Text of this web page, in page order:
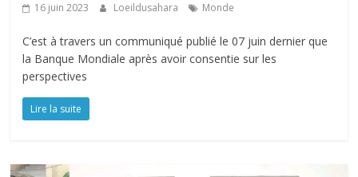
16 juin 2023 Loeildusahara Monde
C’est à travers un communiqué publié le 07 juin dernier que
la Banque Mondiale après avoir consentie sur les
perspectives
Lire la suite